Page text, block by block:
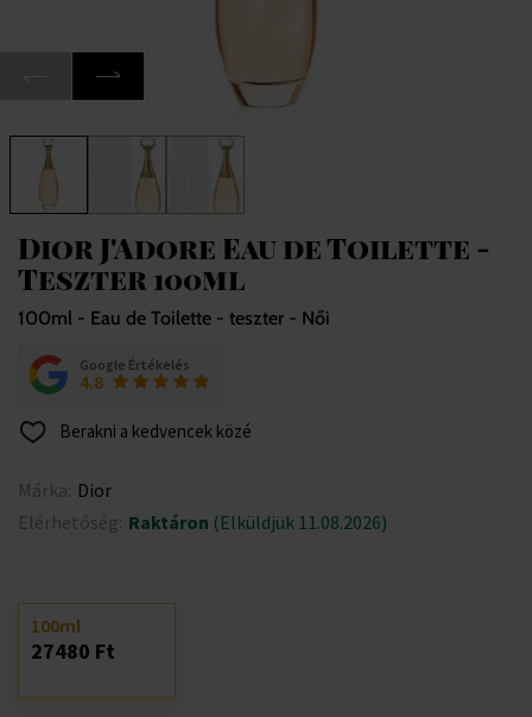
Dior J'Adore Eau de Toilette -
Teszter 100ml
100ml - Eau de Toilette - teszter - Női
Google Értékelés
4.8
Berakni a kedvencek közé
Márka: Dior
Elérhetőség: Raktáron (Elküldjük 11.08.2026)
100ml
27480 Ft